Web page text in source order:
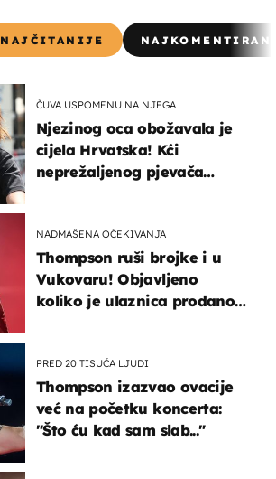
NAJČITANIJE
ČUVA USPOMENU NA NJEGA
Njezinog oca obožavala je
cijela Hrvatska! Kći
neprežaljenog pjevača
NADMAŠENA OČEKIVANJA
Thompson ruši brojke i u
Vukovaru! Objavljeno
koliko je ulaznica prodano
PRED 20 TISUĆA LJUDI
Thompson izazvao ovacije
već na početku koncerta:
"Što ću kad sam slab..."